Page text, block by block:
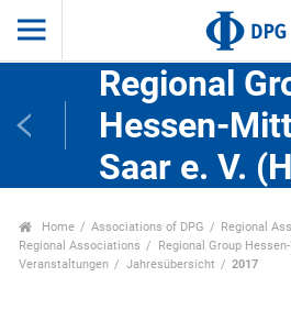
Regional
Hessen-
Saar e. V.
Home Associations of DPG
Regional
Regional Associations
Regional Group
Veranstaltungen
Jahresübersicht 2017